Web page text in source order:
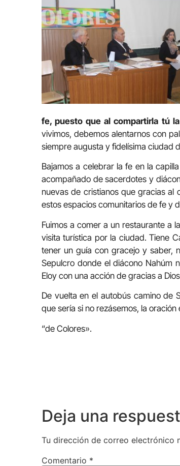
fe, puesto que al compartirla tú
vivimos, debemos alentarnos con
siempre augusta y fidelísima ciudad
Bajamos a celebrar la fe en la
acompañado de sacerdotes y
nuevas de cristianos que gracias al
estos espacios comunitarios de fe y
Fuimos a comer a un restaurante a
visita turística por la ciudad. Tiene
tener un guía con gracejo y saber,
Sepulcro donde el diácono Nahúm
Eloy con una acción de gracias a
De vuelta en el autobús camino de
que sería si no rezásemos, la
“de Colores».
Deja una
Tu dirección de correo electrónico
Comentario *